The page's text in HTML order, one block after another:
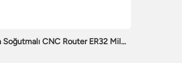
CNC Router ER32 Mil